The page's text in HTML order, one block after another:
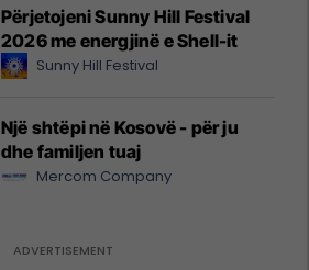
Përjetojeni Sunny Hill Festival
2026 me energjinë e Shell-it
Sunny Hill Festival
Një shtëpi në Kosovë - për ju
dhe familjen tuaj
Mercom Company